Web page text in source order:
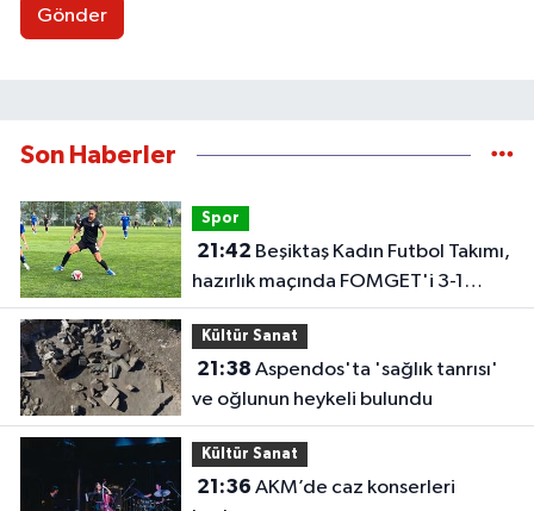
Gönder
Son Haberler
Spor
21:42
hazırlık maçında FOMGET'i 3-1
mağlup etti
Kültür Sanat
21:38
ve oğlunun heykeli bulundu
Kültür Sanat
21:36